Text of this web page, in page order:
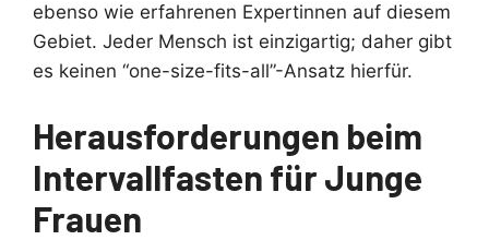
ebenso wie erfahrenen Expertinnen auf diesem
Gebiet. Jeder Mensch ist einzigartig; daher gibt
es keinen “one-size-fits-all”-Ansatz hierfür.
Herausforderungen beim
Intervallfasten für Junge
Frauen